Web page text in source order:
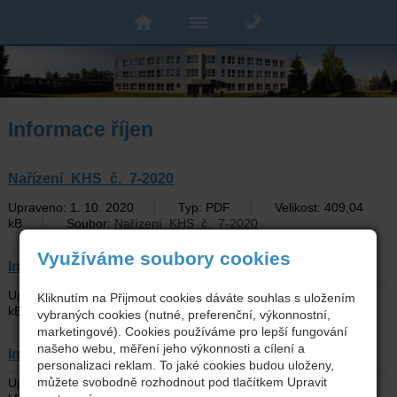
Informace říjen
Nařízení_KHS_č._7-2020
Upraveno: 1. 10. 2020 Typ: PDF
Velikost: 409,04
kB
Soubor: Nařízení_KHS_č._7-2020
Informace pro spolupracující firmy a žáky
Upraveno: 30. 10. 2020 | Typ: PDF |
Velikost: 55,77
kB
| Soubor:Informace pro spolupracující firmy a žáky
Informace pro školy a školská zařízení 2.11.
Upraveno: 2. 11. 2020 | Typ: PDF |
Velikost: 182,4
Využíváme soubory cookies
Kliknutím na Přijmout cookies dáváte souhlas s uložením
vybraných cookies (nutné, preferenční, výkonnostní,
marketingové). Cookies používáme pro lepší fungování
našeho webu, měření jeho výkonnosti a cílení a
personalizaci reklam. To jaké cookies budou uloženy,
můžete svobodně rozhodnout pod tlačítkem Upravit